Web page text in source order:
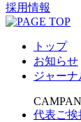
採用情報
トップ
お知らせ
ジャーナ
代表ご挨